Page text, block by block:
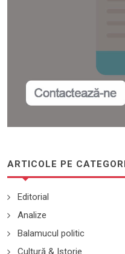
ARTICOLE PE
Editorial
Analize
Balamucul politic
Cultură & Istorie